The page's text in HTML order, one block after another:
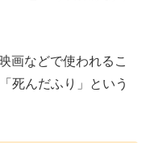
画などで使われるこ
死んだふり」という